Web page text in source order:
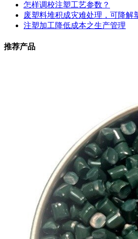
怎样调校注塑工艺参数？
废塑料堆积成灾难处理，可降解
注塑加工降低成本之生产管理
推荐产品